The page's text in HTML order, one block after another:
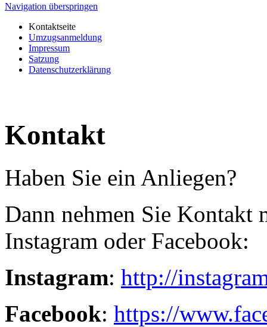
Navigation überspringen
Kontaktseite
Umzugsanmeldung
Impressum
Satzung
Datenschutzerklärung
Kontakt
Haben Sie ein Anliegen?
Dann nehmen Sie Kontakt
Instagram oder Facebook:
Instagram: http://
Facebook: https://